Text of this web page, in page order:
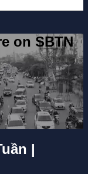
on SBTN
|